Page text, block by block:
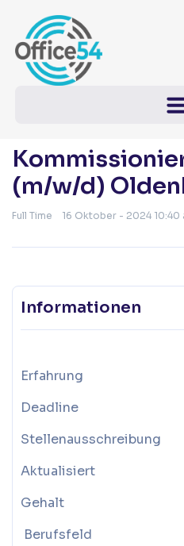
(m/w/d)
Full Time 16 Oktober - 2024 10:40
Informationen
Erfahrung
Deadline
Stellenausschreibung
Aktualisiert
Gehalt
Berufsfeld